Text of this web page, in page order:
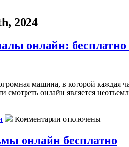
2024
онлайн: бесплатно
машина, в которой каждая
смотреть онлайн является
Комментарии отключены
онлайн бесплатно